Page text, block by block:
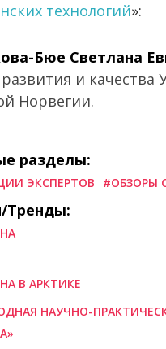
технологий»:
Бюе Светлана
и
Норвегии.
разделы:
ЭКСПЕРТОВ #ОБЗОРЫ
Тренды:
В АРКТИКЕ
НАУЧНО-